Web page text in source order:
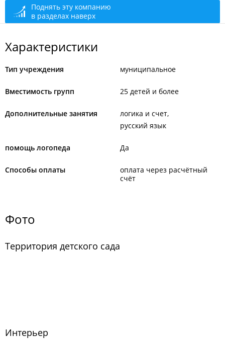
сегодня закрыто
Поднять эту компанию
в разделах наверх
Характеристики
Тип учреждения муниципальное
Вместимость групп 25 детей и более
Дополнительные занятия
логика и счет
русский язык
помощь логопеда Да
Способы оплаты
оплата через расчётный
счёт
Фото
Территория детского сада
Интерьер